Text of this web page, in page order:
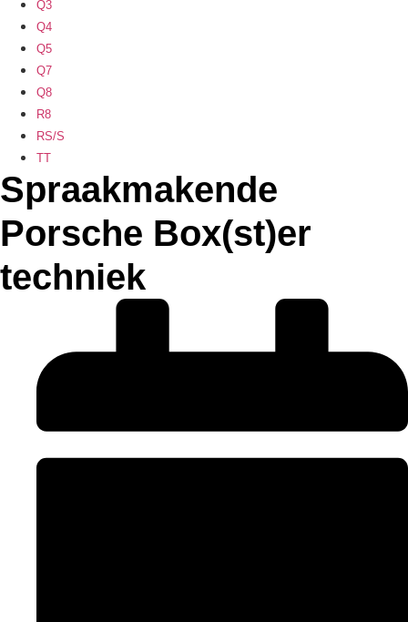
Q3
Q4
Q5
Q7
Q8
R8
RS/S
TT
Spraakmakende
Porsche Box(st)er
techniek